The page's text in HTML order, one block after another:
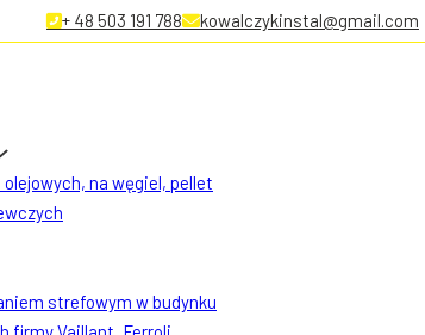
+ 48 503 191 788 kowalczykinstal@gmail.com
na węgiel, pellet
strefowym w budynku